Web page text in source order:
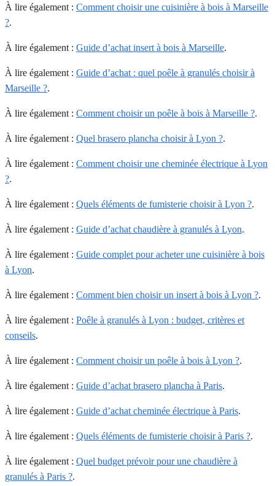
À lire également : Comment choisir une cuisinière à bois à Marseille
?.
À lire également : Guide d’achat insert à bois à Marseille.
À lire également : Guide d’achat : quel poêle à granulés choisir à
Marseille ?.
À lire également : Comment choisir un poêle à bois à Marseille ?.
À lire également : Quel brasero plancha choisir à Lyon ?.
À lire également : Comment choisir une cheminée électrique à Lyon
?.
À lire également : Quels éléments de fumisterie choisir à Lyon ?.
À lire également : Guide d’achat chaudière à granulés à Lyon.
À lire également : Guide complet pour acheter une cuisinière à bois
à Lyon.
À lire également : Comment bien choisir un insert à bois à Lyon ?.
À lire également : Poêle à granulés à Lyon : budget, critères et
conseils.
À lire également : Comment choisir un poêle à bois à Lyon ?.
À lire également : Guide d’achat brasero plancha à Paris.
À lire également : Guide d’achat cheminée électrique à Paris.
À lire également : Quels éléments de fumisterie choisir à Paris ?.
À lire également : Quel budget prévoir pour une chaudière à
granulés à Paris ?.